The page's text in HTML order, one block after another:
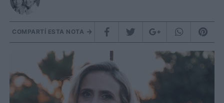
COMPARTÍ ESTA NOTA